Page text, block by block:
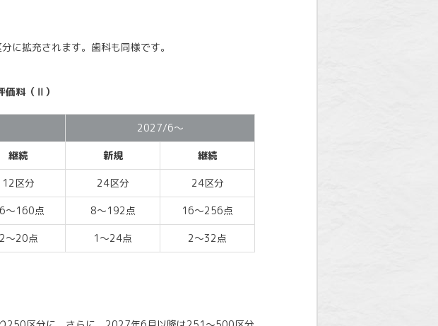
拡充されます。歯科も同様です。
価料（Ⅱ）
2027/6～
継続 新規 継続
12区分 24区分 24区分
～160点 8～192点 16～256点
2～20点 1～24点 2～32点